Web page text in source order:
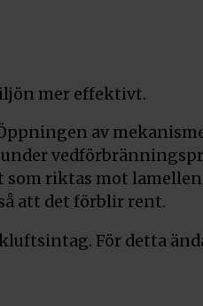
mer effektivt.
av
riktas mot lamellen
att det förblir rent.
För detta